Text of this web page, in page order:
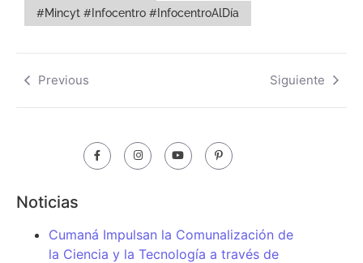
#Mincyt #Infocentro #InfocentroAlDía
Previous Siguiente
Noticias
Cumaná Impulsan la Comunalización de
la Ciencia y la Tecnología a través de